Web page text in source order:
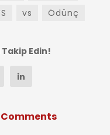
vs
Ödünç
Edin!